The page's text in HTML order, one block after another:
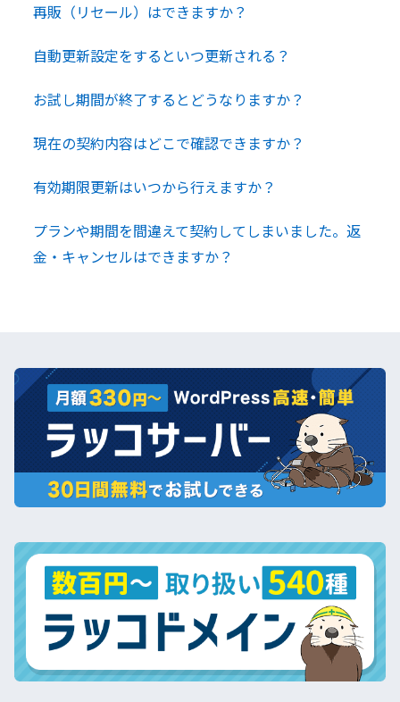
再販（リセール）はできますか？
自動更新設定をするといつ更新される？
お試し期間が終了するとどうなりますか？
現在の契約内容はどこで確認できますか？
有効期限更新はいつから行えますか？
プランや期間を間違えて契約してしまいました。返
金・キャンセルはできますか？